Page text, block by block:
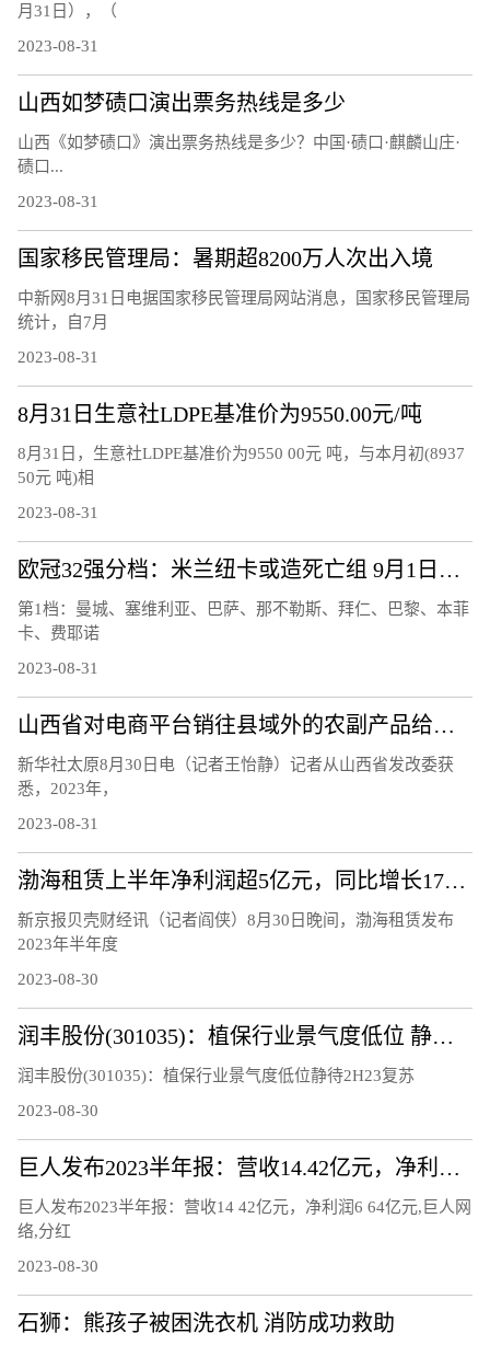
月31日），（
2023-08-31
山西如梦碛口演出票务热线是多少
山西《如梦碛口》演出票务热线是多少？中国·碛口·麒麟山庄·
碛口...
2023-08-31
国家移民管理局：暑期超8200万人次出入境
中新网8月31日电据国家移民管理局网站消息，国家移民管理局
统计，自7月
2023-08-31
8月31日生意社LDPE基准价为9550.00元/吨
8月31日，生意社LDPE基准价为9550 00元 吨，与本月初(8937
50元 吨)相
2023-08-31
欧冠32强分档：米兰纽卡或造死亡组 9月1日抽签见分晓
第1档：曼城、塞维利亚、巴萨、那不勒斯、拜仁、巴黎、本菲
卡、费耶诺
2023-08-31
山西省对电商平台销往县域外的农副产品给予补贴
新华社太原8月30日电（记者王怡静）记者从山西省发改委获
悉，2023年，
2023-08-31
渤海租赁上半年净利润超5亿元，同比增长170.45%
新京报贝壳财经讯（记者阎侠）8月30日晚间，渤海租赁发布
2023年半年度
2023-08-30
润丰股份(301035)：植保行业景气度低位 静待2H23复苏
润丰股份(301035)：植保行业景气度低位静待2H23复苏
2023-08-30
巨人发布2023半年报：营收14.42亿元，净利润6.64亿元
巨人发布2023半年报：营收14 42亿元，净利润6 64亿元,巨人网
络,分红
2023-08-30
石狮：熊孩子被困洗衣机 消防成功救助